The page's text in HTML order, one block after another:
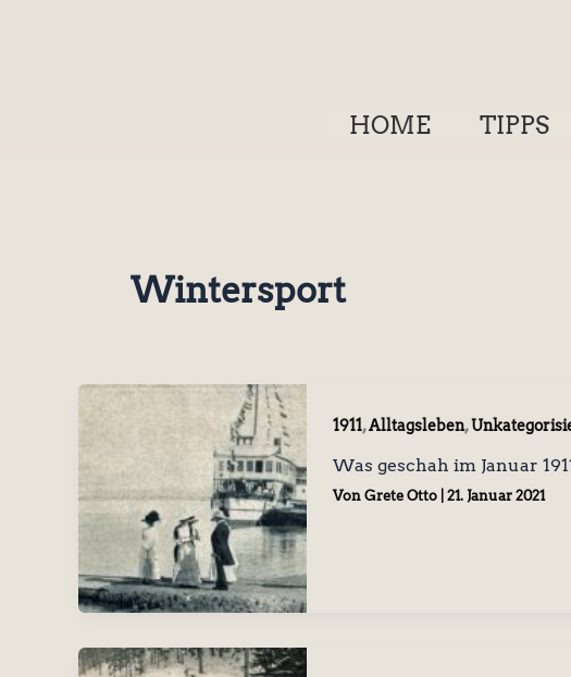
HOME TIPPS
Wintersport
1911,Alltagsleben,
Was geschah im Januar
Von Grete Otto 21. Januar 2021